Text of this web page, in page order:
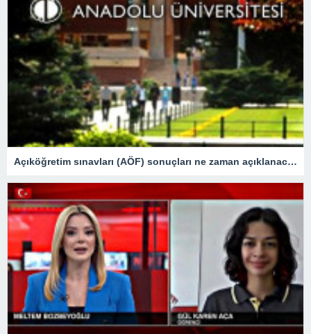
Açıköğretim sınavları (AÖF) sonuçları ne zaman açıklanacak? (2023 AÖF sonuçları sorgulama ekranı) – Son Dakika Eğitim Haberleri